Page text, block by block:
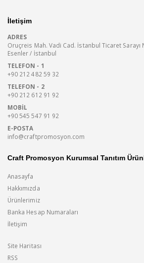
İletişim
ADRES
Oruçreis Mah. Vadi Cad. İstanbul Ticaret Sarayı
Esenler / İstanbul
TELEFON - 1
+90 212 482 59 32
TELEFON - 2
+90 212 612 91 92
MOBIL
+90 545 547 91 92
E-POSTA
info@craftpromosyon.com
Craft Promosyon Kurumsal Tanıtım
Anasayfa
Hakkımızda
Ürünlerimiz
Banka Hesap Numaraları
İletişim
Site Haritası
RSS